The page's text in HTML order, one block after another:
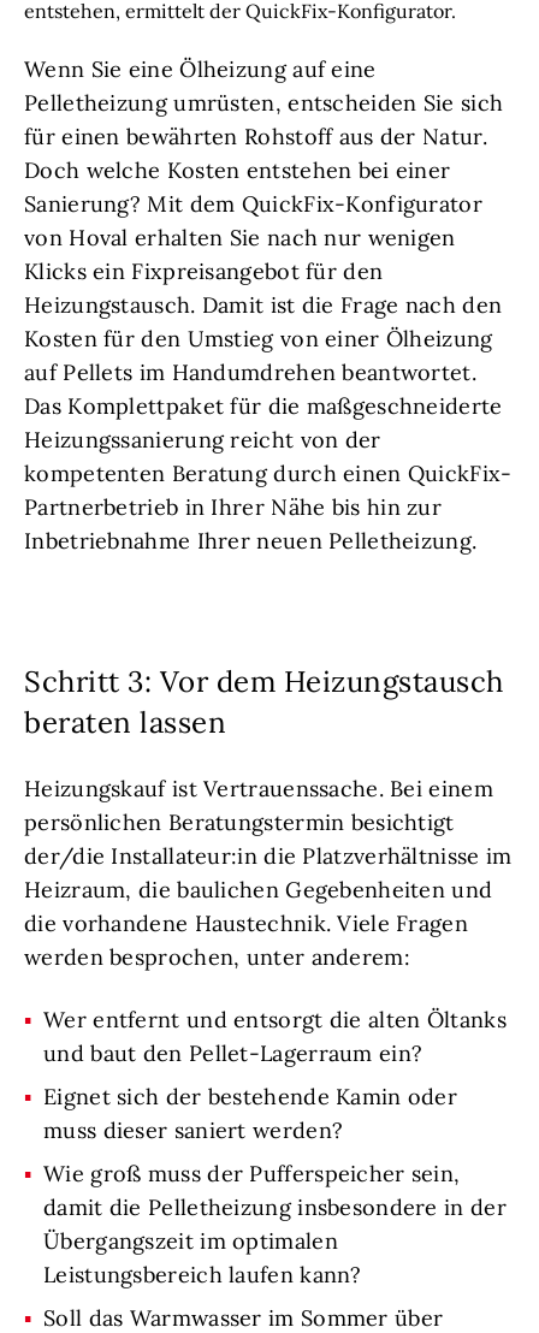
entstehen, ermittelt der QuickFix-Konfigurator.
Wenn Sie eine Ölheizung auf eine
Pelletheizung umrüsten, entscheiden Sie sich
für einen bewährten Rohstoff aus der Natur.
Doch welche Kosten entstehen bei einer
Sanierung? Mit dem QuickFix-Konfigurator
von Hoval erhalten Sie nach nur wenigen
Klicks ein Fixpreisangebot für den
Heizungstausch. Damit ist die Frage nach den
Kosten für den Umstieg von einer Ölheizung
auf Pellets im Handumdrehen beantwortet.
Das Komplettpaket für die maßgeschneiderte
Heizungssanierung reicht von der
kompetenten Beratung durch einen QuickFix-
Partnerbetrieb in Ihrer Nähe bis hin zur
Inbetriebnahme Ihrer neuen Pelletheizung.
Schritt 3: Vor dem Heizungstausch
beraten lassen
Heizungskauf ist Vertrauenssache. Bei einem
persönlichen Beratungstermin besichtigt
der/die Installateur:in die Platzverhältnisse im
Heizraum, die baulichen Gegebenheiten und
die vorhandene Haustechnik. Viele Fragen
werden besprochen, unter anderem:
Wer entfernt und entsorgt die alten Öltanks
und baut den Pellet-Lagerraum ein?
Eignet sich der bestehende Kamin oder
muss dieser saniert werden?
Wie groß muss der Pufferspeicher sein,
damit die Pelletheizung insbesondere in der
Übergangszeit im optimalen
Leistungsbereich laufen kann?
Soll das Warmwasser im Sommer über